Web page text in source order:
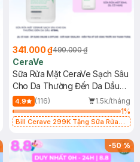
341.000 ₫490.000 ₫
CeraVe
Sữa Rửa Mặt CeraVe Sạch Sâu
Cho Da Thường Đến Da Dầu
473ml
4.9 (116)
1.5k/tháng
1%
Bill Cerave 299K Tặng Sữa Rửa
-50%